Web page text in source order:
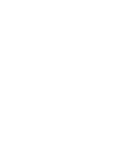
用無須另外申請。
轉到大哥付的交易
日，確認付款後即完
頁面所載為準。
式。 讓您購物簡單